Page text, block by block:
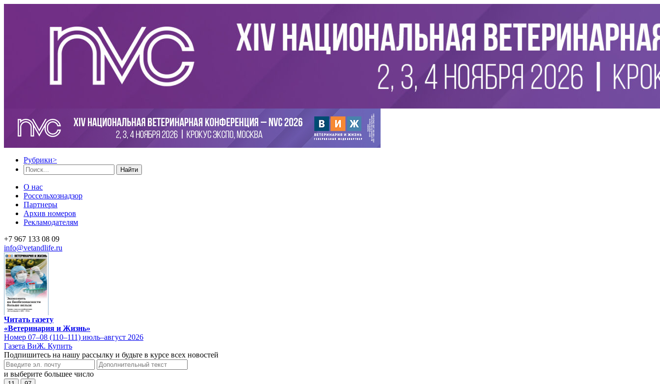
Рубрики>
Найти
О нас
Россельхознадзор
Партнеры
Архив номеров
Рекламодателям
+7 967 133 08 09
info@vetandlife.ru
Читать газету
«Ветеринария и Жизнь»
Номер 07–08 (110–111) июль–август 2026
Газета ВиЖ. Купить
Подпишитесь на нашу рассылку и будьте в курсе всех новостей
и выберите большее число